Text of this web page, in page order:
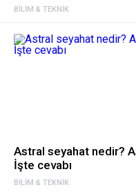
BILIM & TEKNIK
BILIM & TEKNIK
Astral seyahat nedir?
İşte cevabı